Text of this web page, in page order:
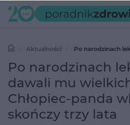
Aktualności
Po narodzinach
szans. Chłopiec-panda wkrótce skończy
Po narodzinach
dawali mu
Chłopiec-panda
skończy trzy lata